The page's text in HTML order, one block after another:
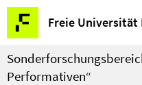
Springe
direkt
zu
Inhalt
Freie Universität
Service-
Navigation
Performativen“